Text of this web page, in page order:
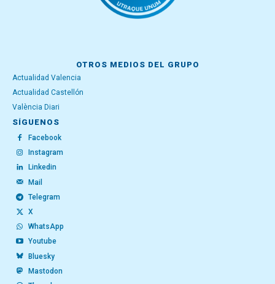
OTROS MEDIOS DEL GRUPO
Actualidad Valencia
Actualidad Castellón
València Diari
SÍGUENOS
Facebook
Instagram
Linkedin
Mail
Telegram
X
WhatsApp
Youtube
Bluesky
Mastodon